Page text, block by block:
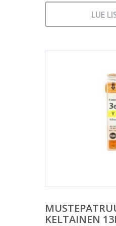
LUE
KELTAINEN